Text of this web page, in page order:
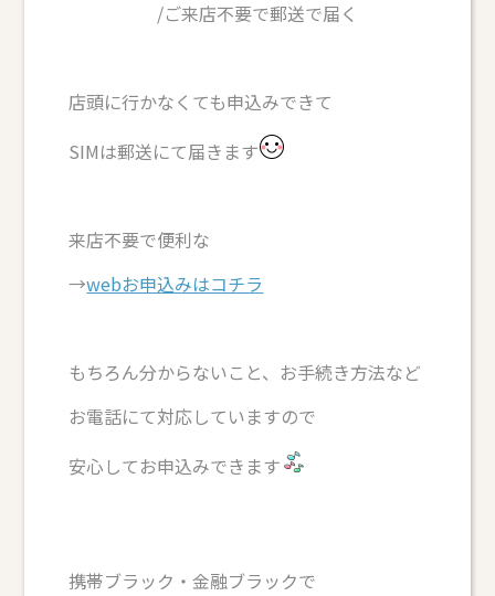
/ご来店不要で郵送で届く
店頭に行かなくても申込みできて
SIMは郵送にて届きます
来店不要で便利な
→webお申込みはコチラ
もちろん分からないこと、お手続き方法など
お電話にて対応していますので
安心してお申込みできます
携帯ブラック・金融ブラックで